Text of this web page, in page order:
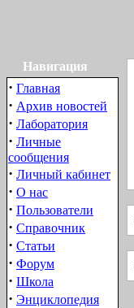
Навигация
· Главная
· Архив новостей
· Лаборатория
· Личные
сообщения
· Личный кабинет
· О нас
· Пользователи
· Справочник
· Статьи
· Форум
· Школа
· Энциклопедия